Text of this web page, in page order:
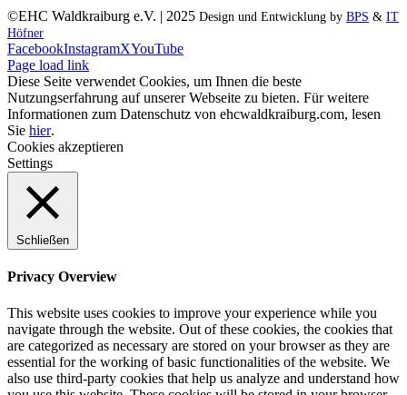
©EHC Waldkraiburg e.V. | 2025 Design und Entwicklung by BPS & IT
Höfner
FacebookInstagramXYouTube
Page load link
Diese Seite verwendet Cookies, um Ihnen die beste
Nutzungserfahrung auf unserer Webseite zu bieten. Für weitere
Informationen zum Datenschutz von ehcwaldkraiburg.com, lesen
Sie hier.
Cookies akzeptieren
Settings
Schließen
Privacy Overview
This website uses cookies to improve your experience while you
navigate through the website. Out of these cookies, the cookies that
are categorized as necessary are stored on your browser as they are
essential for the working of basic functionalities of the website. We
also use third-party cookies that help us analyze and understand how